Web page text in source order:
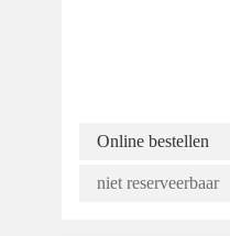
Online bestellen
niet reserveerbaar